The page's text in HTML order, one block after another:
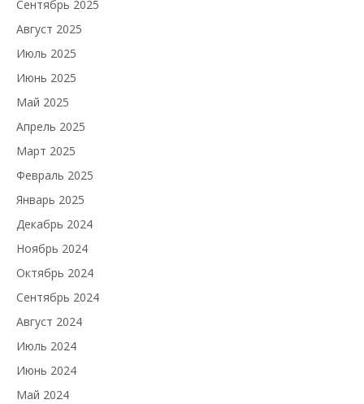
Сентябрь 2025
Август 2025
Июль 2025
Июнь 2025
Май 2025
Апрель 2025
Март 2025
Февраль 2025
Январь 2025
Декабрь 2024
Ноябрь 2024
Октябрь 2024
Сентябрь 2024
Август 2024
Июль 2024
Июнь 2024
Май 2024